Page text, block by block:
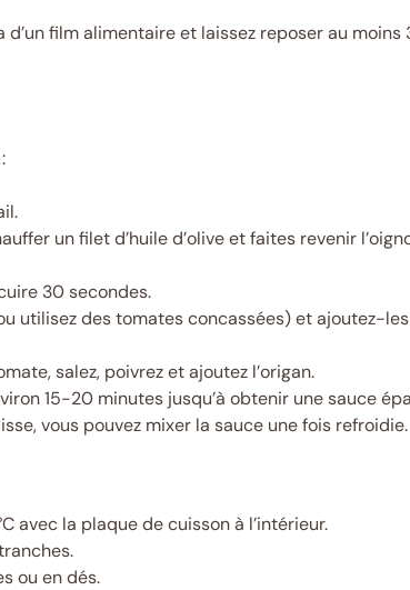
d’un film alimentaire et laissez reposer au
:
un filet d’huile d’olive et faites revenir
30 secondes.
utilisez des tomates concassées) et ajoutez-
salez, poivrez et ajoutez l’origan.
15-20 minutes jusqu’à obtenir une sauce
vous pouvez mixer la sauce une fois refroidie.
avec la plaque de cuisson à l’intérieur.
ou en dés.